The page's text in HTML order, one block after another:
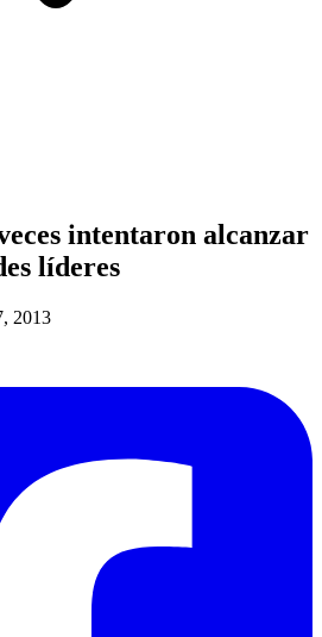
intentaron alcanzar
líderes
2013